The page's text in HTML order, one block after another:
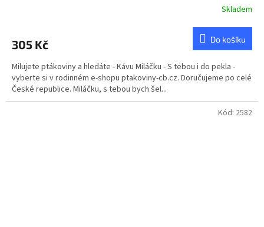
Skladem
305 Kč Do košíku
Milujete ptákoviny a hledáte - Kávu Miláčku - S tebou i do pekla -
vyberte si v rodinném e-shopu ptakoviny-cb.cz. Doručujeme po celé
České republice. Miláčku, s tebou bych šel...
Kód: 2582